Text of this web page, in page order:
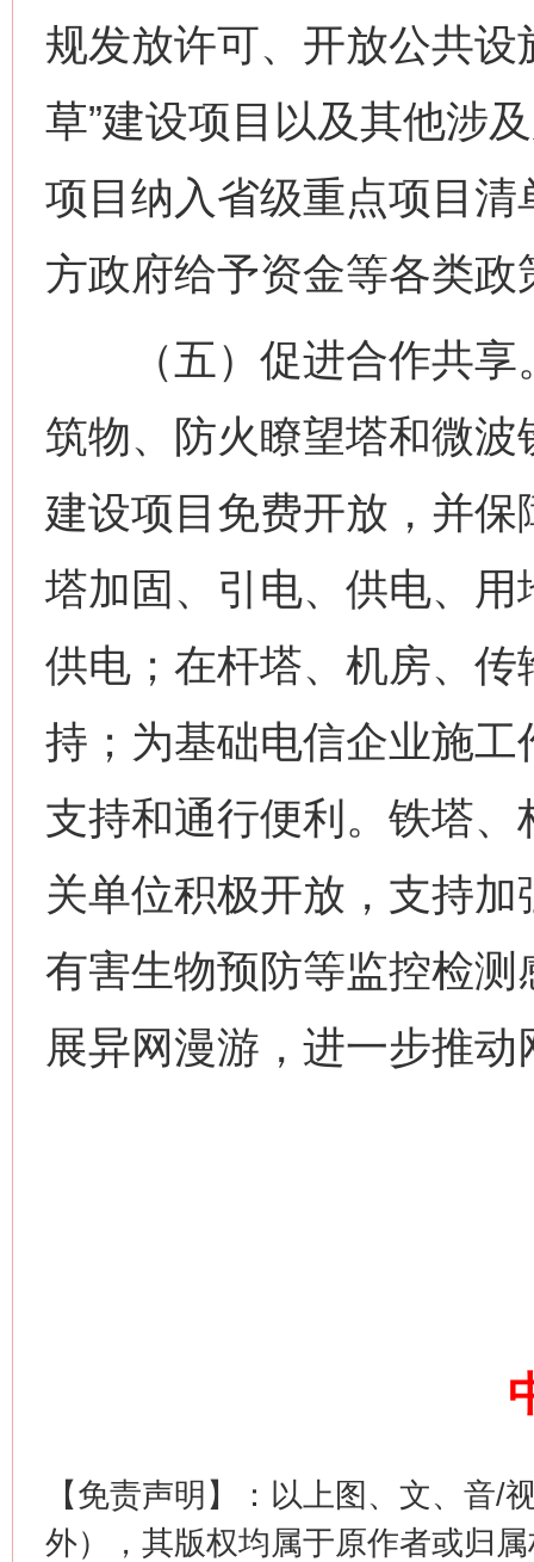
规发放许可、开放公共设
草”建设项目以及其他涉
项目纳入省级重点项目
方政府给予资金等各类政
（五）促进合作共享
筑物、防火瞭望塔和微
建设项目免费开放，并
塔加固、引电、供电、
供电；在杆塔、机房、
持；为基础电信企业施
支持和通行便利。铁塔
关单位积极开放，支持
有害生物预防等监控检
展异网漫游，进一步推
【免责声明】：以上图、文、音/
外），其版权均属于原作者或归
这是一记警钟！ 谢